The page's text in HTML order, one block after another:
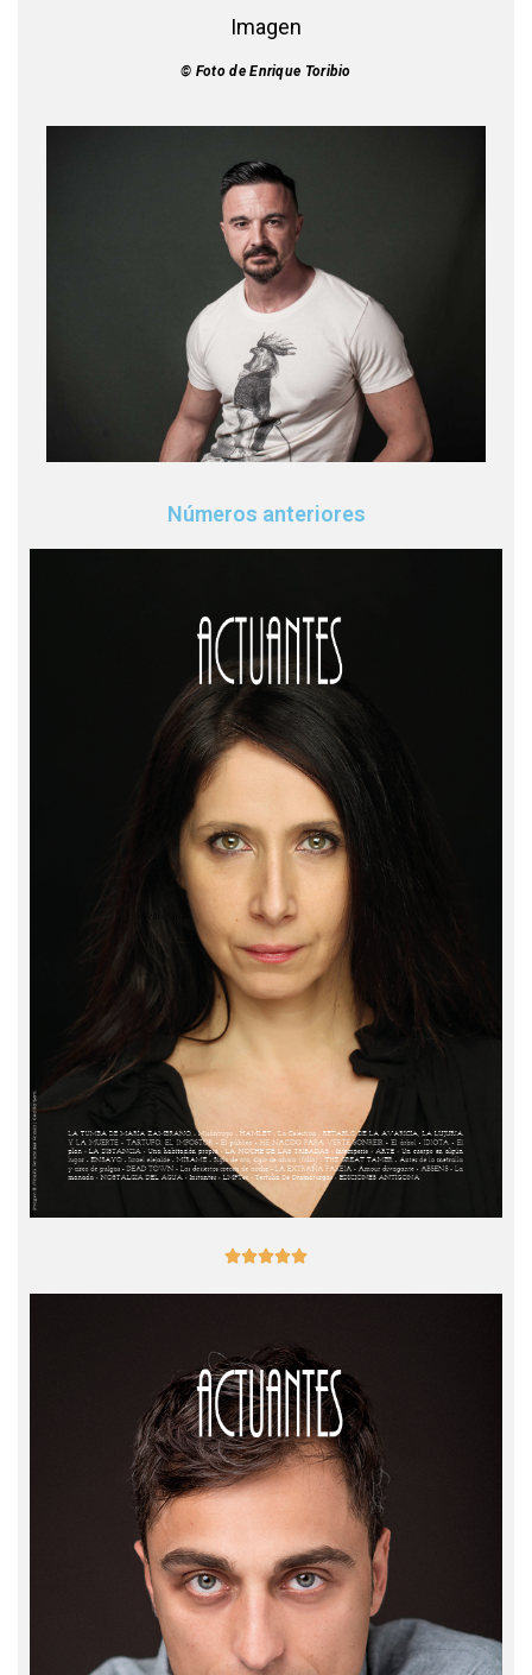
Imagen
© Foto de Enrique Toribio
Números anteriores
